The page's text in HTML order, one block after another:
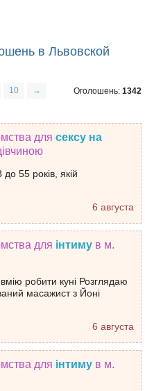
в Львовской
Оголошень: 1342
10
→
для сексу на
55 років, якій
6 августа
для інтиму в м.
робити куні Розглядаю
масажист з Йоні
6 августа
для інтиму в м.